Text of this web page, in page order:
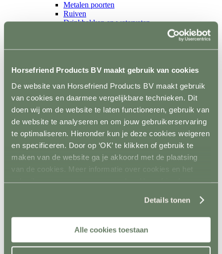
Horsefriend Products BV maakt gebruik van cookies
De website van Horsefriend Products BV maakt gebruik
van cookies en daarmee vergelijkbare technieken. Dit
doen wij om de website te laten functioneren, gebruik van
de website te analyseren en om jouw gebruikerservaring
te optimaliseren. Hieronder kun je deze cookies weigeren
en specificeren. Door op ‘OK’ te klikken of gebruik te
maken van de website ga je akkoord met de plaatsing
van de cookies. Meer informatie over cookies en het
gebruik van persoonsgegevens door Horsefriend
Details tonen
Alle cookies toestaan
Metalen poorten
Ruiven
Drinkbakken en watervaten
Terug
Wandafwerking
Verlichting
Beregening
Bodembewerking
Opstijghulp
Ventilatoren
Terug
Mobiele ventilatoren
Inbouw ventilatoren
Conditie en gezondheid
Terug
Stapmolens
Dampmasker
Aquatrainers
Lichttherapie